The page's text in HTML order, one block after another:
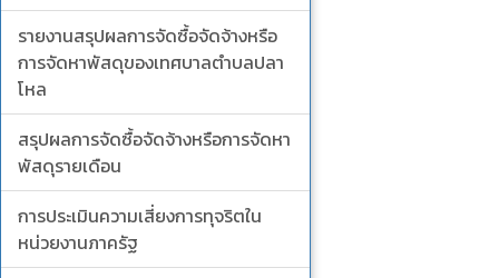
รายงานสรุปผลการจัดซื้อจัดจ้างหรือ
การจัดหาพัสดุของเทศบาลตำบลปลา
โหล
สรุปผลการจัดซื้อจัดจ้างหรือการจัดหา
พัสดุรายเดือน
การประเมินความเสี่ยงการทุจริตใน
หน่วยงานภาครัฐ